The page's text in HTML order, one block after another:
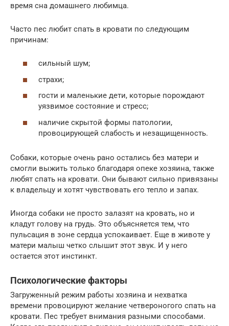
время сна домашнего любимца.
Часто пес любит спать в кровати по следующим
причинам:
сильный шум;
страхи;
гости и маленькие дети, которые порождают
уязвимое состояние и стресс;
наличие скрытой формы патологии,
провоцирующей слабость и незащищенность.
Собаки, которые очень рано остались без матери и
смогли выжить только благодаря опеке хозяина, также
любят спать на кровати. Они бывают сильно привязаны
к владельцу и хотят чувствовать его тепло и запах.
Иногда собаки не просто залазят на кровать, но и
кладут голову на грудь. Это объясняется тем, что
пульсация в зоне сердца успокаивает. Еще в животе у
матери малыш четко слышит этот звук. И у него
остается этот инстинкт.
Психологические факторы
Загруженный режим работы хозяина и нехватка
времени провоцируют желание четвероногого спать на
кровати. Пес требует внимания разными способами.